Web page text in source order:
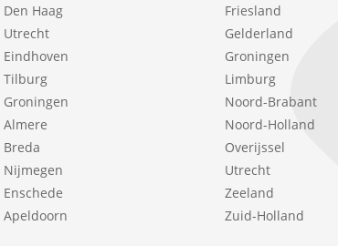
Den Haag
Utrecht
Eindhoven
Tilburg
Groningen
Almere
Breda
Nijmegen
Enschede
Apeldoorn
Friesland
Gelderland
Groningen
Limburg
Noord-Brabant
Noord-Holland
Overijssel
Utrecht
Zeeland
Zuid-Holland